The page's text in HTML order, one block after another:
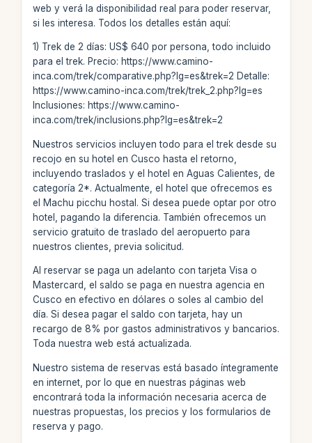
web y verá la disponibilidad real para poder reservar,
si les interesa. Todos los detalles están aquí:
1) Trek de 2 días: US$ 640 por persona, todo incluido
para el trek. Precio: https://www.camino-
inca.com/trek/comparative.php?lg=es&trek=2 Detalle:
https://www.camino-inca.com/trek/trek_2.php?lg=es
Inclusiones: https://www.camino-
inca.com/trek/inclusions.php?lg=es&trek=2
Nuestros servicios incluyen todo para el trek desde su
recojo en su hotel en Cusco hasta el retorno,
incluyendo traslados y el hotel en Aguas Calientes, de
categoría 2*. Actualmente, el hotel que ofrecemos es
el Machu picchu hostal. Si desea puede optar por otro
hotel, pagando la diferencia. También ofrecemos un
servicio gratuito de traslado del aeropuerto para
nuestros clientes, previa solicitud.
Al reservar se paga un adelanto con tarjeta Visa o
Mastercard, el saldo se paga en nuestra agencia en
Cusco en efectivo en dólares o soles al cambio del
día. Si desea pagar el saldo con tarjeta, hay un
recargo de 8% por gastos administrativos y bancarios.
Toda nuestra web está actualizada.
Nuestro sistema de reservas está basado íntegramente
en internet, por lo que en nuestras páginas web
encontrará toda la información necesaria acerca de
nuestras propuestas, los precios y los formularios de
reserva y pago.